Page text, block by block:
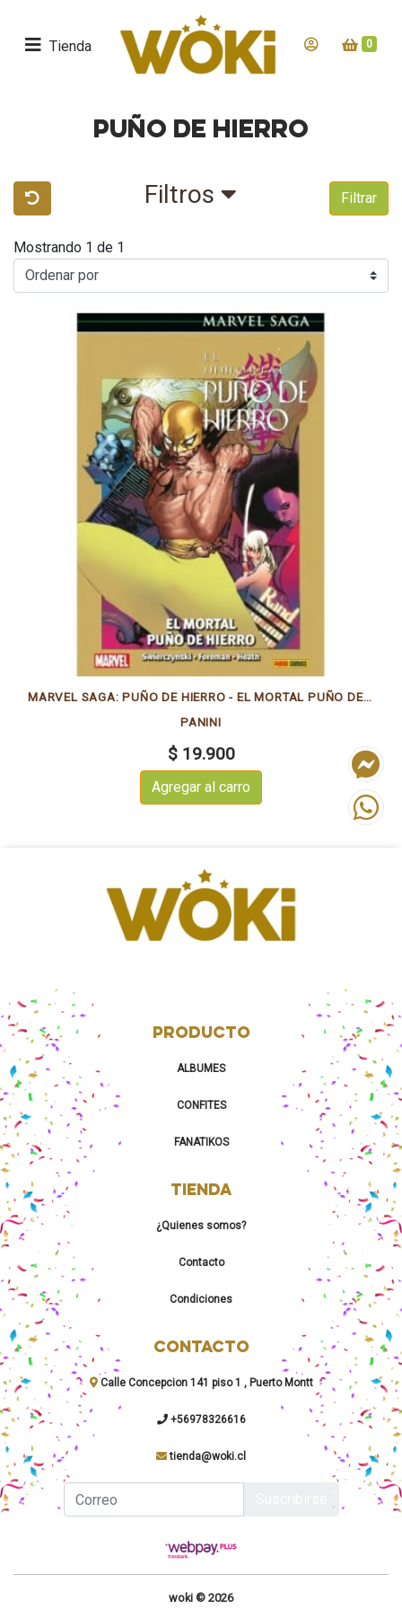
Tienda 0
PUÑO DE HIERRO
Filtros Filtrar
Mostrando 1 de 1
MARVEL SAGA: PUÑO DE HIERRO - EL MORTAL PUÑO DE HIERRO
PANINI
$ 19.900
Agregar al carro
PRODUCTO
ALBUMES
CONFITES
FANATIKOS
TIENDA
¿Quienes somos?
Contacto
Condiciones
CONTACTO
Calle Concepcion 141 piso 1 , Puerto Montt
+56978326616
tienda@woki.cl
woki © 2026